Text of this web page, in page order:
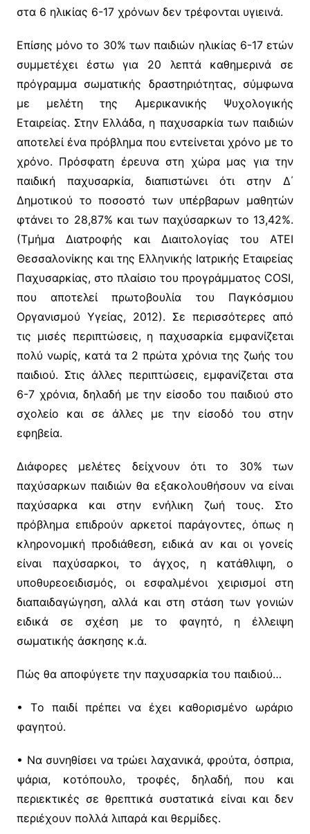
στα 6 ηλικίας 6-17 χρόνων δεν τρέφονται υγιεινά.
Επίσης μόνο το 30% των παιδιών ηλικίας 6-17 ετών
συμμετέχει έστω για 20 λεπτά καθημερινά σε
πρόγραμμα σωματικής δραστηριότητας, σύμφωνα
με μελέτη της Αμερικανικής Ψυχολογικής
Εταιρείας. Στην Ελλάδα, η παχυσαρκία των παιδιών
αποτελεί ένα πρόβλημα που εντείνεται χρόνο με το
χρόνο. Πρόσφατη έρευνα στη χώρα μας για την
παιδική παχυσαρκία, διαπιστώνει ότι στην Δ΄
Δημοτικού το ποσοστό των υπέρβαρων μαθητών
φτάνει το 28,87% και των παχύσαρκων το 13,42%.
(Τμήμα Διατροφής και Διαιτολογίας του ΑΤΕΙ
Θεσσαλονίκης και της Ελληνικής Ιατρικής Εταιρείας
Παχυσαρκίας, στο πλαίσιο του προγράμματος COSI,
που αποτελεί πρωτοβουλία του Παγκόσμιου
Οργανισμού Υγείας, 2012). Σε περισσότερες από
τις μισές περιπτώσεις, η παχυσαρκία εμφανίζεται
πολύ νωρίς, κατά τα 2 πρώτα χρόνια της ζωής του
παιδιού. Στις άλλες περιπτώσεις, εμφανίζεται στα
6-7 χρόνια, δηλαδή με την είσοδο του παιδιού στο
σχολείο και σε άλλες με την είσοδό του στην
εφηβεία.
Διάφορες μελέτες δείχνουν ότι το 30% των
παχύσαρκων παιδιών θα εξακολουθήσουν να είναι
παχύσαρκα και στην ενήλικη ζωή τους. Στο
πρόβλημα επιδρούν αρκετοί παράγοντες, όπως η
κληρονομική προδιάθεση, ειδικά αν και οι γονείς
είναι παχύσαρκοι, το άγχος, η κατάθλιψη, ο
υποθυρεοειδισμός, οι εσφαλμένοι χειρισμοί στη
διαπαιδαγώγηση, αλλά και στη στάση των γονιών
ειδικά σε σχέση με το φαγητό, η έλλειψη
σωματικής άσκησης κ.ά.
Πώς θα αποφύγετε την παχυσαρκία του παιδιού…
• Tο παιδί πρέπει να έχει καθορισμένο ωράριο
φαγητού.
• Nα συνηθίσει να τρώει λαχανικά, φρούτα, όσπρια,
ψάρια, κοτόπουλο, τροφές, δηλαδή, που και
περιεκτικές σε θρεπτικά συστατικά είναι και δεν
περιέχουν πολλά λιπαρά και θερμίδες.